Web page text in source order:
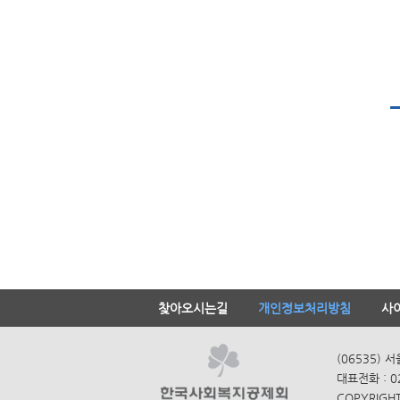
찾아오시는길 개인정보처리방침 사
(06535) 서
대표전화 :